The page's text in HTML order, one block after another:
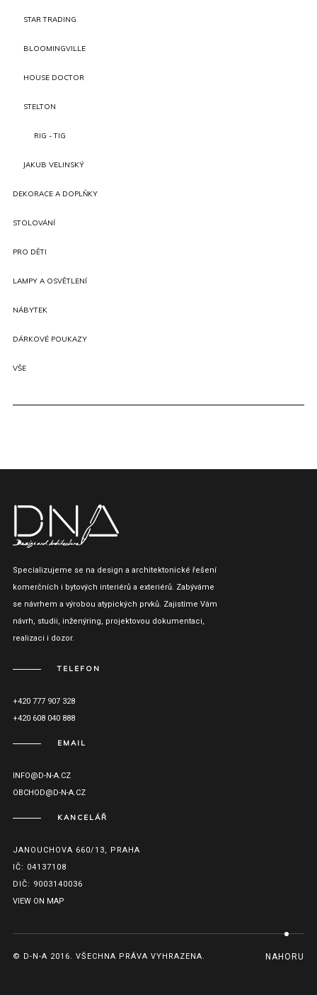
STAR TRADING
BLOOMINGVILLE
HOUSE DOCTOR
STELTON
RIG - TIG
JAKUB VELINSKÝ
DEKORACE A DOPLŇKY
STOLOVÁNÍ
PRO DĚTI
LAMPY A OSVĚTLENÍ
NÁBYTEK
DÁRKOVÉ POUKAZY
VŠE
Specializujeme se na design a architektonické řešení
komerčních i bytových interiérů a exteriérů. Zabýváme
se návrhem a výrobou atypických prvků. Zajistíme Vám
návrh, studii, inženýring, projektovou dokumentaci,
realizaci i dozor.
TELEFON
+420 777 907 328
+420 608 040 888
EMAIL
INFO@D-N-A.CZ
OBCHOD@D-N-A.CZ
KANCELÁŘ
JANOUCHOVA 660/13, PRAHA
IČ: 04137108
DIČ: 9003140036
VIEW ON MAP
© D-N-A 2016. VŠECHNA PRÁVA VYHRAZENA. NAHORU